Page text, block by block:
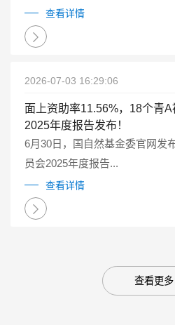
点研发计划重点专项管理实施细
计〔2025〕1号）有关要求...
查看详情
2026-07-03 16:29:06
面上资助率11.56%，18个青A
2025年度报告发布！
6月30日，国自然基金委官网发
员会2025年度报告...
查看详情
查看更多